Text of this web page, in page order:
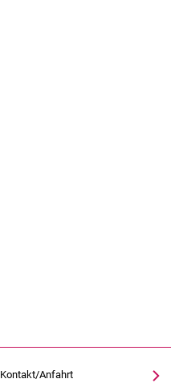
Kontakt/Anfahrt